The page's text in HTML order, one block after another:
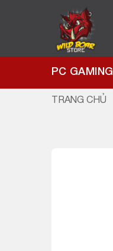
PC GAMING
TRANG CHỦ